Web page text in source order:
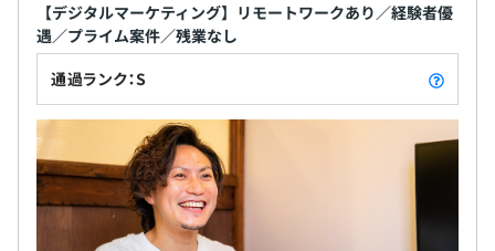
【デジタルマーケティング】リモートワークあり／経験者優
遇／プライム案件／残業なし
通過ランク：S